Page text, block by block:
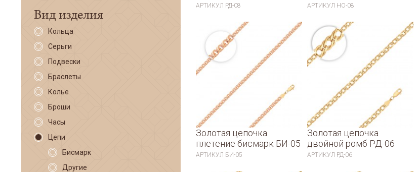
Вид изделия
Кольца
Серьги
Подвески
Браслеты
Колье
Броши
Часы
Цепи
Бисмарк
Другие
АРТИКУЛ РД-08 АРТИКУЛ НО-08
Золотая цепочка
плетение бисмарк БИ-05
АРТИКУЛ БИ-05
Золотая цепочка
двойной ромб РД-06
АРТИКУЛ РД-06